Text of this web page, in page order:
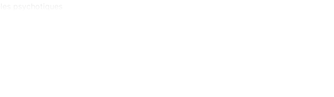
psychotiques
en mettant
et